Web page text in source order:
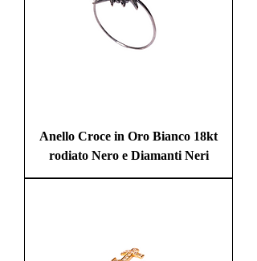
Anello Croce in Oro Bianco 18kt
rodiato Nero e Diamanti Neri